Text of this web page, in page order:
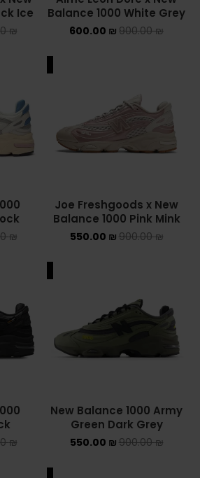
ADIDAS SPEZIAL
AIR JORDAN 1 HIGH
AIR JORDAN 1 LOW
AIR JORDAN 4
AIR JORDAN KIDS
ASICS EX-89
ASICS ONITSUKA TIGER
Balance 1000 White Grey
900.00₪
600.00 ₪
Ice
₪
Joe Freshgoods x New
Balance 1000 Pink Mink
900.00₪
550.00 ₪
₪
New Balance 1000 Army
Green Dark Grey
900.00₪
550.00 ₪
₪